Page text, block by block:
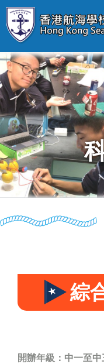
綜
開辦年級：中一至中